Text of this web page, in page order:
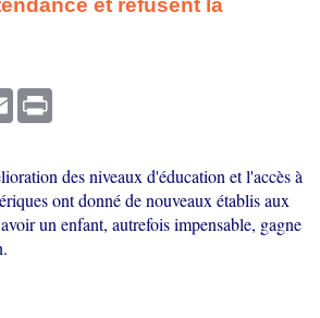
et refusent la
Email
des niveaux d'éducation et l'accès à
ont donné de nouveaux établis aux
un enfant, autrefois impensable, gagne